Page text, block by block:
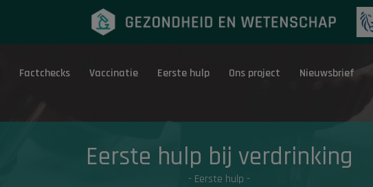
Eerste hulp
Factchecks Vaccinatie Eerste hulp Ons project Nieuwsbrief
Eerste hulp bij verdrinking
- Eerste hulp -